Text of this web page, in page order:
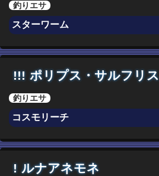
釣りエサ
スターワーム
!!! ポリプス・サルフリス
釣りエサ
コスモリーチ
! ルナアネモネ